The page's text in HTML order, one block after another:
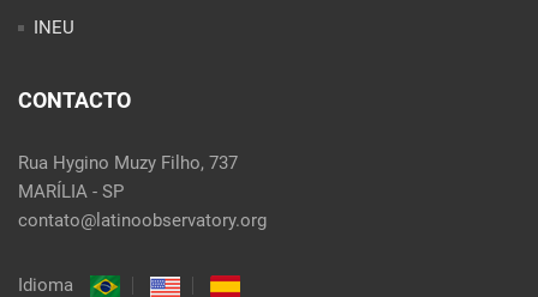
INEU
CONTACTO
Rua Hygino Muzy Filho, 737
MARÍLIA - SP
contato@latinoobservatory.org
Idioma